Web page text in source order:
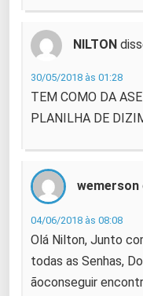
NILTON
30/05/2018 às 01:28
TEM COMO DA
PLANILHA DE
wemerson
04/06/2018 às 08:08
Olá Nilton, Junto
todas as Senhas,
ãoconseguir